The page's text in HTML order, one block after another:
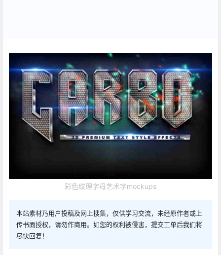
彩色纹理字母艺术字mockups
本站素材乃用户投稿及网上搜集，仅供学习交流，未经原作者或上
传书面授权，请勿作商用。如您的权利被侵害，提交工单后我们将
尽快回复！